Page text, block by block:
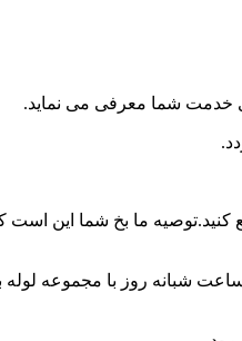
خدمت شما معرفی می نماید.
کنید.توصیه ما بخ شما این است
شبانه روز با مجموعه لوله